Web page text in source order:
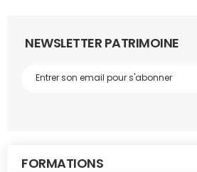
NEWSLETTER PATRIMOINE
FORMATIONS